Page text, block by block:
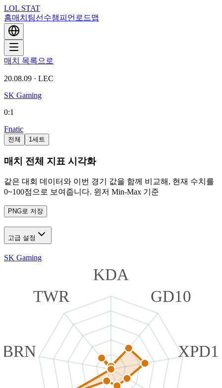
LOL STAT
홈매치 팀선수챔피언 로드맵
매치 목록으로
20.08.09 · LEC
SK Gaming
0:1
Fnatic
전체 1세트
매치 전체 지표 시각화
같은 대회 데이터와 이번 경기 값을 함께 비교해, 현재 수치를
0~100점으로 보여줍니다. 윈저 Min-Max 기준
PNG로 저장
고급 설정
SK Gaming
KDA
GD10
BRN
TWR